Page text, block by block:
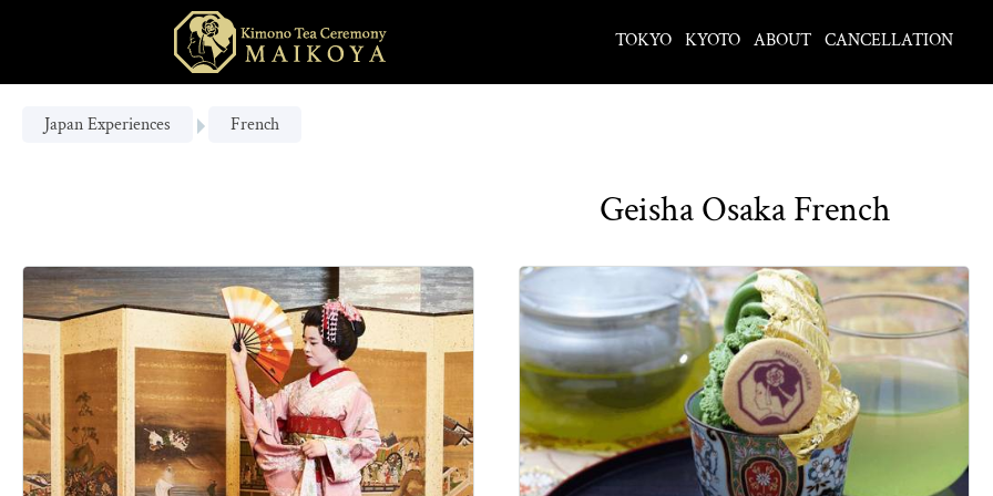
TOKYO KYOTO ABOUT CANCELLATION
Japan Experiences French
Geisha Osaka French